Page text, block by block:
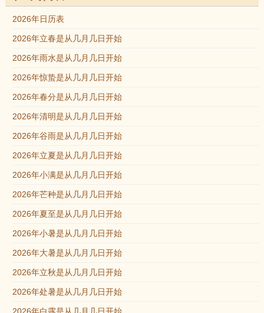
2026年日历表
2026年立春是从几月几日开始
2026年雨水是从几月几日开始
2026年惊蛰是从几月几日开始
2026年春分是从几月几日开始
2026年清明是从几月几日开始
2026年谷雨是从几月几日开始
2026年立夏是从几月几日开始
2026年小满是从几月几日开始
2026年芒种是从几月几日开始
2026年夏至是从几月几日开始
2026年小暑是从几月几日开始
2026年大暑是从几月几日开始
2026年立秋是从几月几日开始
2026年处暑是从几月几日开始